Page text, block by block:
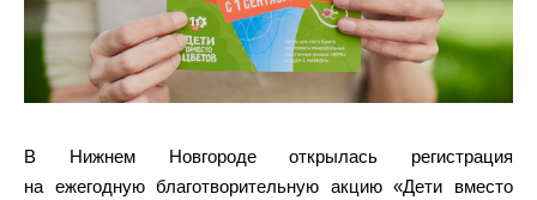
В Нижнем Новгороде открылась регистрация
на ежегодную благотворительную акцию «Дети вместо